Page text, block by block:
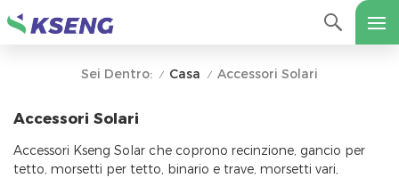
Sei Dentro: / Casa / Accessori Solari
Accessori Solari
Accessori Kseng Solar che coprono recinzione, gancio per
tetto, morsetti per tetto, binario e trave, morsetti vari,